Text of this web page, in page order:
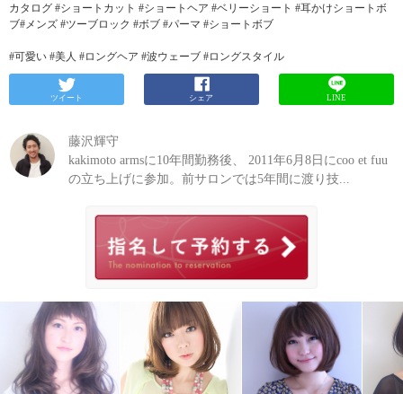
カタログ #ショートカット #ショートヘア #ベリーショート #耳かけショートボ
ブ#メンズ #ツーブロック #ボブ #パーマ #ショートボブ
#可愛い #美人 #ロングヘア #波ウェーブ #ロングスタイル
ツイート シェア LINE
藤沢輝守
kakimoto armsに10年間勤務後、 2011年6月8日にcoo et fuu
の立ち上げに参加。前サロンでは5年間に渡り技...